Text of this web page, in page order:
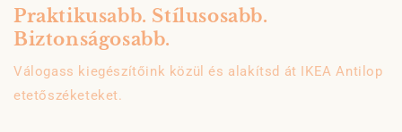
Praktikusabb. Stílusosabb.
Biztonságosabb.
Válogass kiegészítőink közül és alakítsd át IKEA Antilop
etetőszéketeket.